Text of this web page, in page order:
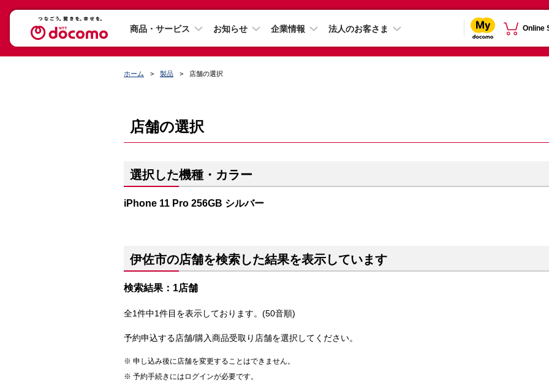
商品・サービス お知らせ 企業情報 法人のお客さま Online
ホーム 製品 店舗の選択
店舗の選択
選択した機種・カラー
iPhone 11 Pro 256GB シルバー
伊佐市の店舗を検索した結果を表示しています
検索結果：1店舗
全1件中1件目を表示しております。(50音順)
予約申込する店舗/購入商品受取り店舗を選択してください。
申し込み後に店舗を変更することはできません。
予約手続きにはログインが必要です。